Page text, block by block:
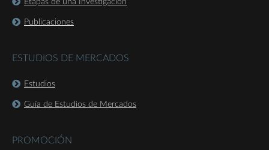
Etapas de una Investigación
Publicaciones
ESTUDIOS DE MERCADOS
Estudios
Guía de Estudios de Mercados
PROMOCIÓN